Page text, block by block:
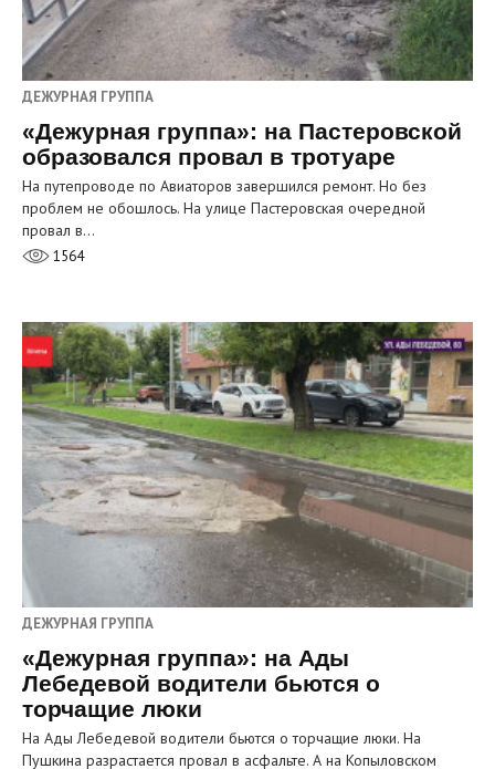
ДЕЖУРНАЯ ГРУППА
«Дежурная группа»: на Пастеровской
образовался провал в тротуаре
На путепроводе по Авиаторов завершился ремонт. Но без
проблем не обошлось. На улице Пастеровская очередной
провал в…
1564
ДЕЖУРНАЯ ГРУППА
«Дежурная группа»: на Ады
Лебедевой водители бьются о
торчащие люки
На Ады Лебедевой водители бьются о торчащие люки. На
Пушкина разрастается провал в асфальте. А на Копыловском